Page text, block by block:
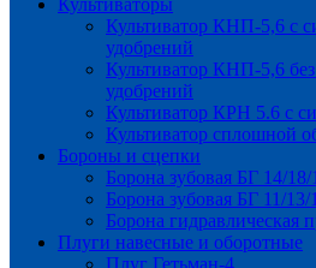
Культиваторы
Культиватор КНП-5,6 с
удобрений
Культиватор КНП-5,6
удобрений
Культиватор КРН 5.6 с
Культиватор сплошной
Бороны и сцепки
Борона зубовая БГ 14/
Борона зубовая БГ 11/13/
Борона гидравлическая
Плуги навесные и оборотные
Плуг Гетьман-4